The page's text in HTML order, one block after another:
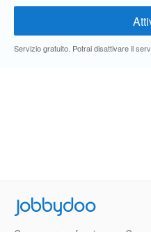
Servizio gratuito. Potrai disattivare il
Jobbydoo
Cerca per professione